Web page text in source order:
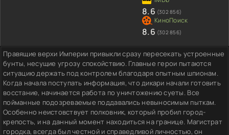
8.6 (302 856)
8.6 (302 856)
Правящие верхи Империи привыкли сразу пересекать устроенные
бунты, несущие угрозу спокойствию. Главные герои пытаются
ситуацию держать под контролем благодаря опытным шпионам.
Когда начала поступать информация, что дикари начали готовить
восстание, начинается работа по уничтожению суеты. Все
пойманные подозреваемые поддавались невыносимым пыткам.
Особенно неистовствует полковник, который пробил город-
крепость, и на данный момент находиться на границе. Магистрат
городка, всегда был честной и справедливой личностью, он